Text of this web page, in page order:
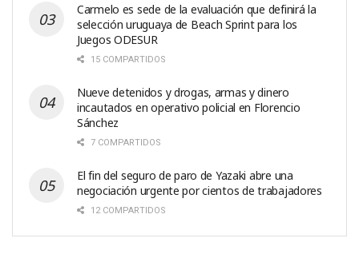
Carmelo es sede de la evaluación que definirá la
selección uruguaya de Beach Sprint para los
Juegos ODESUR
15 COMPARTIDOS
Nueve detenidos y drogas, armas y dinero
incautados en operativo policial en Florencio
Sánchez
7 COMPARTIDOS
El fin del seguro de paro de Yazaki abre una
negociación urgente por cientos de trabajadores
12 COMPARTIDOS